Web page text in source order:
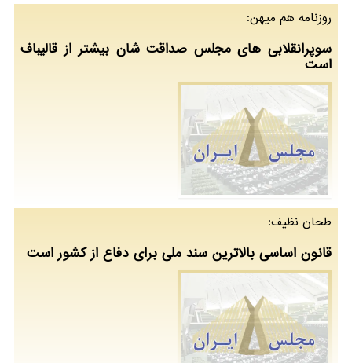
روزنامه هم میهن:
سوپرانقلابی های مجلس صداقت شان بیشتر از قالیباف
است
طحان نظیف:
قانون اساسی بالاترین سند ملی برای دفاع از کشور است